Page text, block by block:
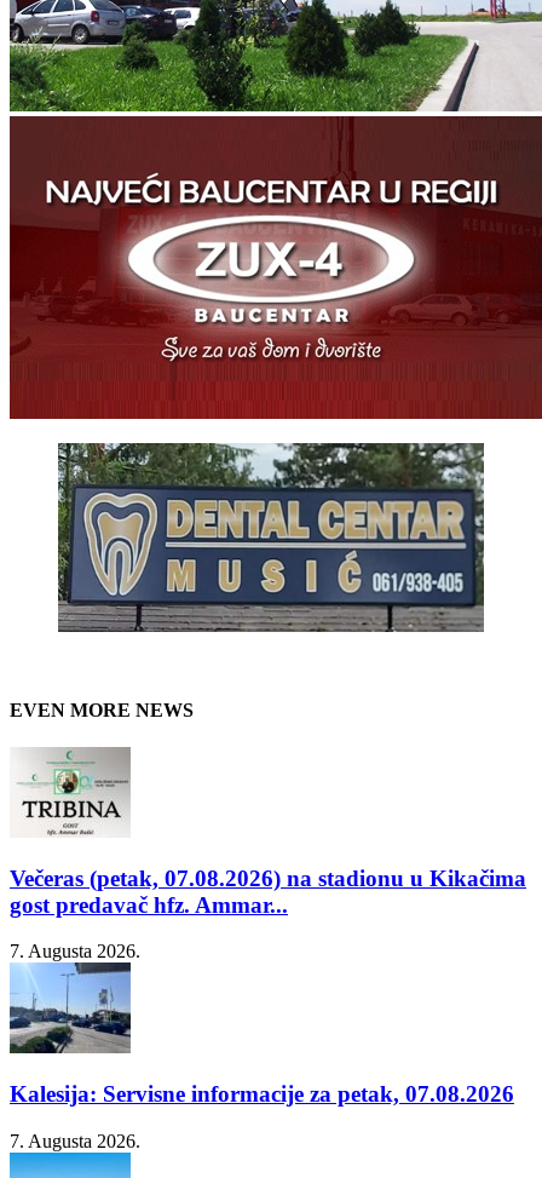
EVEN MORE NEWS
Večeras (petak, 07.08.2026) na stadionu u Kikačima
gost predavač hfz. Ammar...
7. Augusta 2026.
Kalesija: Servisne informacije za petak, 07.08.2026
7. Augusta 2026.